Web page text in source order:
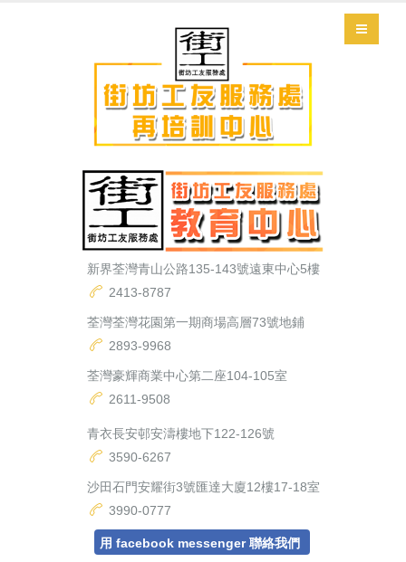
新界荃灣青山公路135-143號遠東中心5樓
2413-8787
荃灣荃灣花園第一期商場高層73號地鋪
2893-9968
荃灣豪輝商業中心第二座104-105室
2611-9508
青衣長安邨安濤樓地下122-126號
3590-6267
沙田石門安耀街3號匯達大廈12樓17-18室
3990-0777
用 facebook messenger 聯絡我們